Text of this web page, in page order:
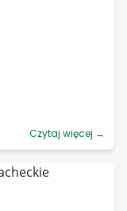
Czytaj więcej →